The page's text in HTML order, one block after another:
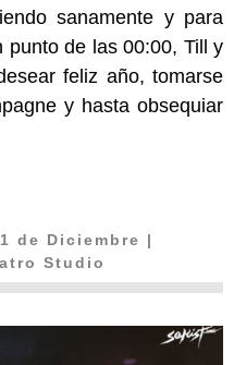
sanamente y para
punto de las 00:00, Till y
feliz año, tomarse
y hasta obsequiar
de Diciembre |
Studio